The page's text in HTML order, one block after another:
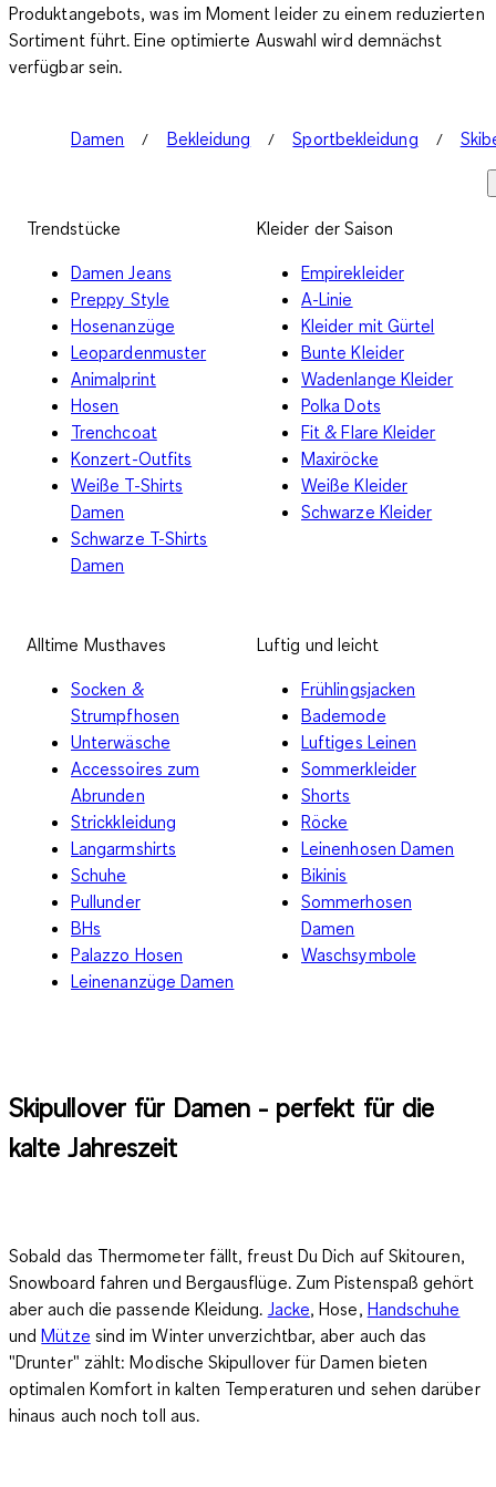
Produktangebots, was im Moment leider zu einem reduzierten
Sortiment führt. Eine optimierte Auswahl wird demnächst
verfügbar sein.
Damen Bekleidung Sportbekleidung
Trendstücke
Damen Jeans
Preppy Style
Hosenanzüge
Leopardenmuster
Animalprint
Hosen
Trenchcoat
Konzert-Outfits
Weiße T-Shirts
Damen
Schwarze T-Shirts
Damen
Kleider der Saison
Empirekleider
A-Linie
Kleider mit Gürtel
Bunte Kleider
Wadenlange Kleider
Polka Dots
Fit & Flare Kleider
Maxiröcke
Weiße Kleider
Schwarze Kleider
Alltime Musthaves
Socken &
Strumpfhosen
Unterwäsche
Accessoires zum
Abrunden
Strickkleidung
Langarmshirts
Schuhe
Pullunder
BHs
Palazzo Hosen
Leinenanzüge Damen
Luftig und leicht
Frühlingsjacken
Bademode
Luftiges Leinen
Sommerkleider
Shorts
Röcke
Leinenhosen Damen
Bikinis
Sommerhosen
Damen
Waschsymbole
Skipullover für Damen - perfekt für die
kalte Jahreszeit
Sobald das Thermometer fällt, freust Du Dich auf Skitouren,
Snowboard fahren und Bergausflüge. Zum Pistenspaß gehört
aber auch die passende Kleidung. Jacke, Hose, Handschuhe
undMütze sind im Winter unverzichtbar, aber auch das
"Drunter" zählt:Modische Skipullover für Damen bieten
optimalen Komfort in kalten Temperaturen und sehen darüber
hinaus auch noch toll aus.